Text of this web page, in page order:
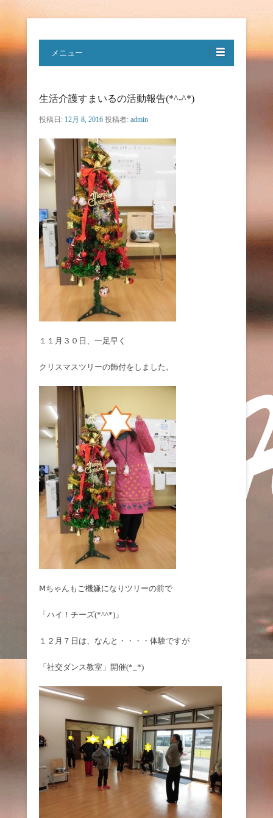
特定非営利活動法人ハートフルボ
イス
メニュー
生活介護すまいるの活動報告(*^-^*)
投稿日: 12月 8, 2016 投稿者: admin
１１月３０日、一足早く
クリスマスツリーの飾付をしました。
Ⅿちゃんもご機嫌になりツリーの前で
「ハイ！チーズ(*^^*)」
１２月７日は、なんと・・・・体験ですが
「社交ダンス教室」開催(*_*)